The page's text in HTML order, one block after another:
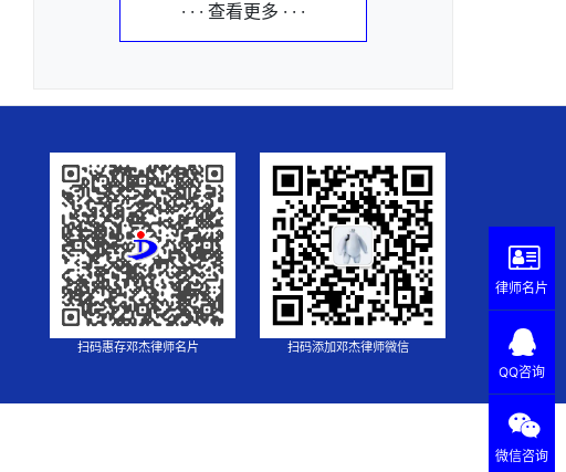
· · · 查看更多 · · ·
扫码惠存邓杰律师名片 扫码添加邓杰律师微信
律师名片
QQ咨询
微信咨询